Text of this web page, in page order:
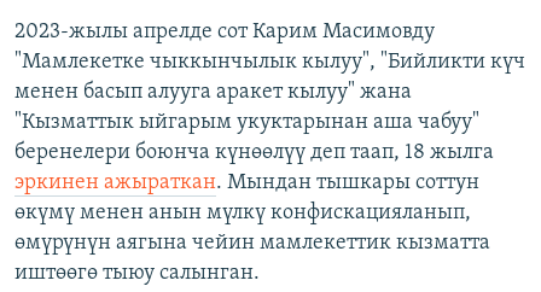
2023-жылы апрелде сот Карим Масимовду
"Мамлекетке чыккынчылык кылуу", "Бийликти күч
менен басып алууга аракет кылуу" жана
"Кызматтык ыйгарым укуктарынан аша чабуу"
беренелери боюнча күнөөлүү деп таап, 18 жылга
эркинен ажыраткан. Мындан тышкары соттун
өкүмү менен анын мүлкү конфискацияланып,
өмүрүнүн аягына чейин мамлекеттик кызматта
иштөөгө тыюу салынган.